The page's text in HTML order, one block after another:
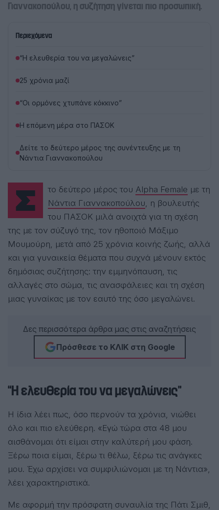
Γιαννακοπούλου, η συζήτηση γίνεται πιο προσωπική.
Περιεχόμενα
“Η ελευθερία του να μεγαλώνεις”
25 χρόνια μαζί
“Οι ορμόνες χτυπάνε κόκκινο”
Η επόμενη μέρα στο ΠΑΣΟΚ
Δείτε το δεύτερο μέρος της συνέντευξης με τη
Νάντια Γιαννακοπούλου
Στο δεύτερο μέρος του Alpha Female με τη
Νάντια Γιαννακοπούλου, η βουλευτής
του ΠΑΣΟΚ μιλά ανοιχτά για τη σχέση
της με τον σύζυγό της, τον ηθοποιό Μάξιμο
Μουμούρη, μετά από 25 χρόνια κοινής ζωής, αλλά
και για γυναικεία θέματα που συχνά μένουν εκτός
δημόσιας συζήτησης: την εμμηνόπαυση, τις
αλλαγές στο σώμα, τις ανασφάλειες και τη σχέση
μιας γυναίκας με τον εαυτό της όσο μεγαλώνει.
Δες περισσότερα άρθρα μας στις αναζητήσεις
Πρόσθεσε το ΚΛΙΚ στη Google
“Η ελευθερία του να μεγαλώνεις”
Η ίδια λέει πως, όσο περνούν τα χρόνια, νιώθει
όλο και πιο ελεύθερη. «Εγώ τώρα στα 48 μου
αισθάνομαι ότι είμαι στην καλύτερή μου φάση.
Ξέρω ποια είμαι, ξέρω τι θέλω, ξέρω τις ανάγκες
μου. Έχω αρχίσει να συμφιλιώνομαι με τη Νάντια»,
λέει χαρακτηριστικά.
Με αφορμή την πρόσφατη συναυλία της Πάτι Σμιθ,